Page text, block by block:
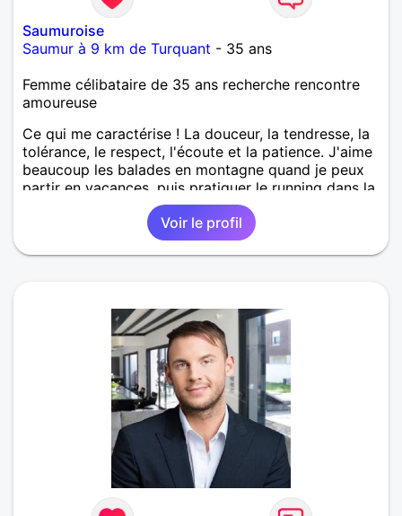
Saumuroise
Saumur à 9 km de Turquant - 35 ans
Femme célibataire de 35 ans recherche rencontre
amoureuse
Ce qui me caractérise ! La douceur, la tendresse, la
tolérance, le respect, l'écoute et la patience. J'aime
beaucoup les balades en montagne quand je peux
partir en vacances, puis pratiquer le running dans la
Voir le profil